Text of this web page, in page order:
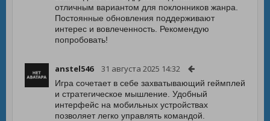
отличным вариантом для поклонников жанра.
Постоянные обновления поддерживают
интерес и вовлеченность. Рекомендую
попробовать!
anstel546 31 августа 2025 14:32
Игра сочетает в себе захватывающий геймплей
и стратегическое мышление. Удобный
интерфейс на мобильных устройствах
позволяет легко управлять командой.